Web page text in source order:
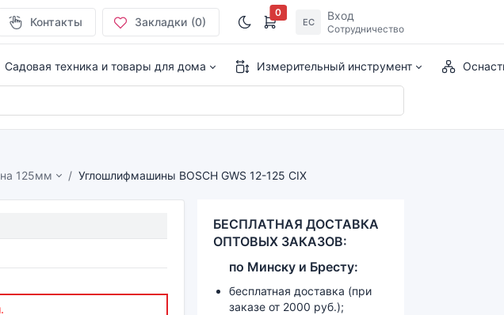
Контакты Закладки (0)
0
ЕС Вход
Сотрудничество
Садовая техника и товары для дома Измерительный инструмент
125мм Углошлифмашины BOSCH GWS 12-125 CIX
БЕСПЛАТНАЯ ДОСТАВКА
ОПТОВЫХ ЗАКАЗОВ:
по Минску и Бресту:
бесплатная доставка (при
заказе от 2000 руб.);